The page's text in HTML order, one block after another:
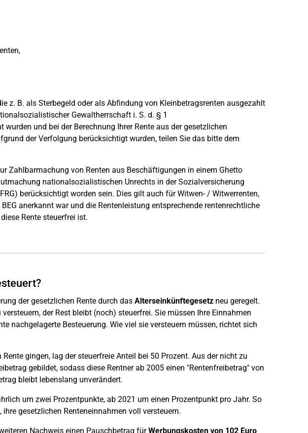
z. B. als Sterbegeld oder als Abfindung von Kleinbetragsrenten ausgezahlt
Gewaltherrschaft i. S. d. § 1
und bei der Berechnung Ihrer Rente aus der gesetzlichen
der Verfolgung berücksichtigt wurden, teilen Sie das bitte dem
Zahlbarmachung von Renten aus Beschäftigungen in einem Ghetto
nationalsozialistischen Unrechts in der Sozialversicherung
berücksichtigt worden sein. Dies gilt auch für Witwen- / Witwerrenten,
anerkannt war und die Rentenleistung entsprechende rentenrechtliche
Rente steuerfrei ist.
der gesetzlichen Rente durch das Alterseinkünftegesetzneu geregelt.
der Rest bleibt (noch) steuerfrei. Sie müssen Ihre Einnahmen
nachgelagerte Besteuerung. Wie viel sie versteuern müssen, richtet sich
gingen, lag der steuerfreie Anteil bei 50 Prozent. Aus der nicht zu
gebildet, sodass diese Rentner ab 2005 einen "Rentenfreibetrag" von
bleibt lebenslang unverändert.
um zwei Prozentpunkte, ab 2021 um einen Prozentpunkt pro Jahr. So
gesetzlichen Renteneinnahmen voll versteuern.
Nachweis einen Pauschbetrag fürWerbungskosten von 102 Euro